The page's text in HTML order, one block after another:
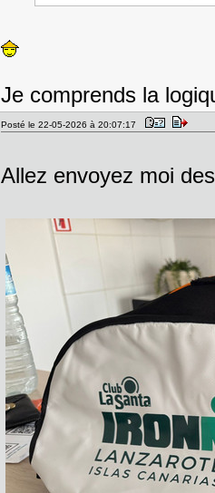
Je comprends la
Posté le 22-05-2026 à 20:07:17
Allez envoyez moi